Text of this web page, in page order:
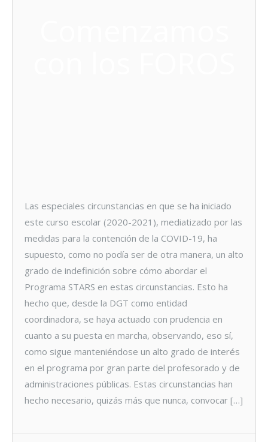
Las especiales circunstancias en que se ha iniciado
este curso escolar (2020-2021), mediatizado por las
medidas para la contención de la COVID-19, ha
supuesto, como no podía ser de otra manera, un alto
grado de indefinición sobre cómo abordar el
Programa STARS en estas circunstancias. Esto ha
hecho que, desde la DGT como entidad
coordinadora, se haya actuado con prudencia en
cuanto a su puesta en marcha, observando, eso sí,
como sigue manteniéndose un alto grado de interés
en el programa por gran parte del profesorado y de
administraciones públicas. Estas circunstancias han
hecho necesario, quizás más que nunca, convocar […]